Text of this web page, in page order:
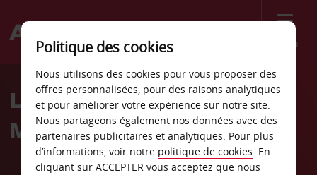
Menu
Welcome
AvisLocation de voiture
Managua
Politique des cookies
Nous utilisons des cookies pour vous proposer des
offres personnalisées, pour des raisons analytiques
et pour améliorer votre expérience sur notre site.
Nous partageons également nos données avec des
partenaires publicitaires et analytiques. Pour plus
d’informations, voir notre politique de cookies. En
cliquant sur ACCEPTER vous acceptez que nous